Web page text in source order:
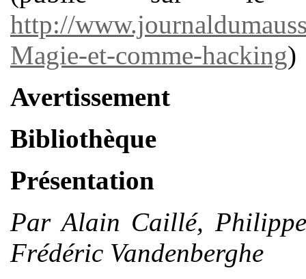
http://
Magie-et-comme-hacking)
Avertissement
Bibliothèque
Présentation
Par Alain Caillé,
Frédéric Vandenberghe